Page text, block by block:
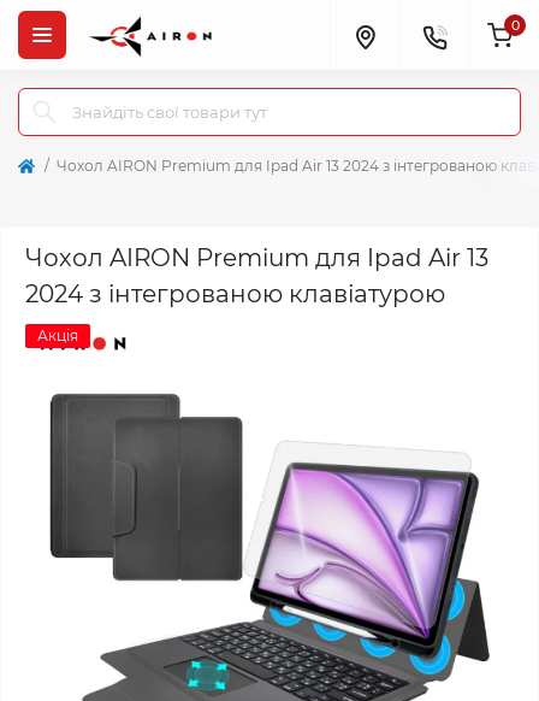
0
Чохол AIRON Premium для Ipad Air 13 2024 з інтегрованою
Чохол AIRON Premium для Ipad Air 13
2024 з інтегрованою клавіатурою
Акція